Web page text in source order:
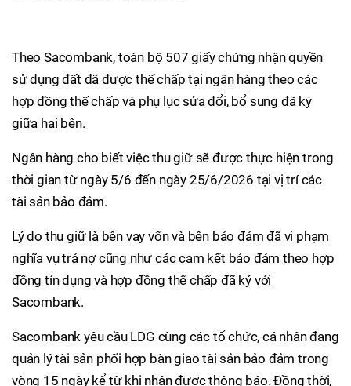
Theo Sacombank, toàn bộ 507 giấy chứng nhận quyền
sử dụng đất đã được thế chấp tại ngân hàng theo các
hợp đồng thế chấp và phụ lục sửa đổi, bổ sung đã ký
giữa hai bên.
Ngân hàng cho biết việc thu giữ sẽ được thực hiện trong
thời gian từ ngày 5/6 đến ngày 25/6/2026 tại vị trí các
tài sản bảo đảm.
Lý do thu giữ là bên vay vốn và bên bảo đảm đã vi phạm
nghĩa vụ trả nợ cũng như các cam kết bảo đảm theo hợp
đồng tín dụng và hợp đồng thế chấp đã ký với
Sacombank.
Sacombank yêu cầu LDG cùng các tổ chức, cá nhân đang
quản lý tài sản phối hợp bàn giao tài sản bảo đảm trong
vòng 15 ngày kể từ khi nhận được thông báo. Đồng thời,